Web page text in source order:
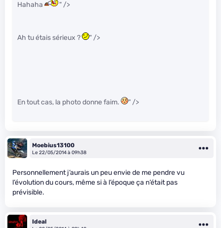
Hahaha " />
Ah tu étais sérieux ? " />
En tout cas, la photo donne faim. " />
Moebius13100
Le 22/05/2014 à 09h38
Personnellement j’aurais un peu envie de me pendre vu
l’évolution du cours, même si à l’époque ça n’était pas
prévisible.
Ideal